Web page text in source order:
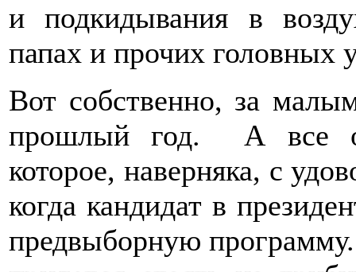
и подкидывания в
папах и прочих головных
Вот собственно, за
прошлый год. А все
которое, наверняка, с
когда кандидат в
предвыборную